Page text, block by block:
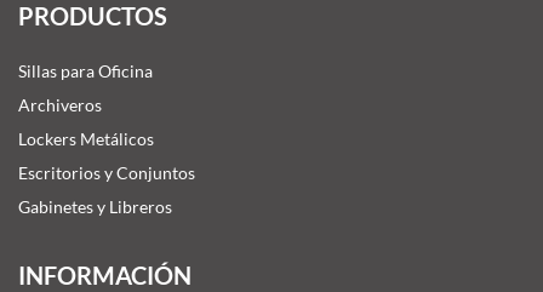
PRODUCTOS
Sillas para Oficina
Archiveros
Lockers Metálicos
Escritorios y Conjuntos
Gabinetes y Libreros
INFORMACIÓN